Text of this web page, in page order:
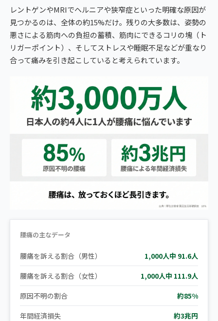
レントゲンやMRIでヘルニアや狭窄症といった明確な原因が
見つかるのは、全体の約15%だけ。残りの大多数は、姿勢の
悪さによる筋肉への負担の蓄積、筋肉にできるコリの塊（ト
リガーポイント）、そしてストレスや睡眠不足などが重なり
合って痛みを引き起こしていると考えられています。
腰痛の主なデータ
腰痛を訴える割合（男性） 1,000人中 91.6人
腰痛を訴える割合（女性） 1,000人中 111.9人
原因不明の割合 約85%
年間経済損失 約3兆円